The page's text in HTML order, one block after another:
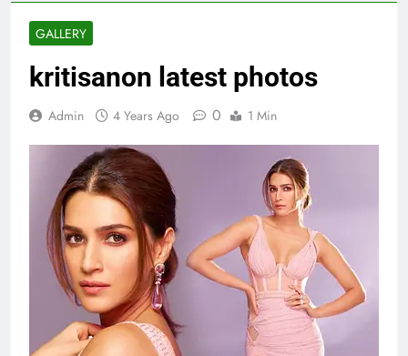
GALLERY
kritisanon latest photos
Admin 4 Years Ago 0 1 Min